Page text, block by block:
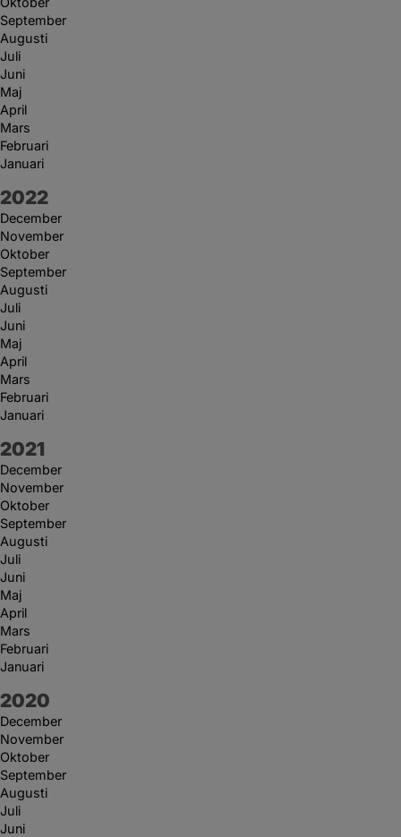
September
Augusti
Juli
Juni
Maj
April
Mars
Februari
Januari
År:
2022
December
November
Oktober
September
Augusti
Juli
Juni
Maj
April
Mars
Februari
Januari
År:
2021
December
November
Oktober
September
Augusti
Juli
Juni
Maj
April
Mars
Februari
Januari
År:
2020
December
November
Oktober
September
Augusti
Juli
Juni